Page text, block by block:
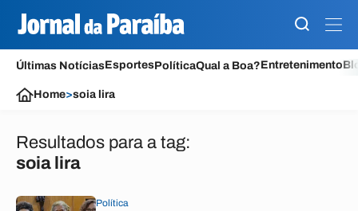
Últimas NotíciasEsportesPolíticaQual a Boa?Entretenimento
Home>soia lira
Resultados para a tag:
soia lira
Política